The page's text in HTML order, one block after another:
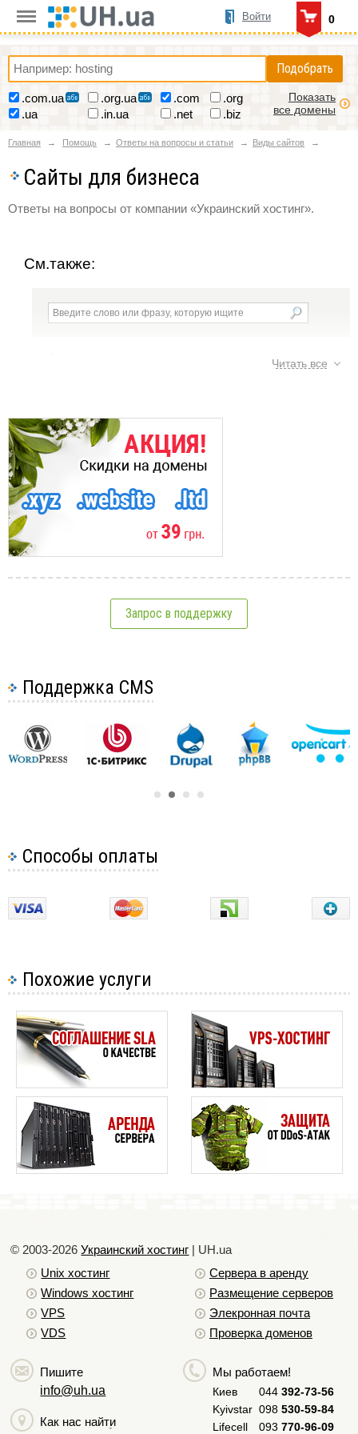
0
Войти
Подобрать
.com.ua .org.ua .com
.org
.ua
.in.ua .net .biz
Показать
все домены
Главная Помощь Ответы на вопросы и статьи Виды сайтов
Сайты для бизнеса
Ответы на вопросы от компании «Украинский хостинг».
См.также:
Что обязательно должно быть на сайте с одеждой
Что должно быть на сайте по питанию для
животных?
промышленного оборудования?
Кому нужен промо-сайт
Одностраничные сайты: кому и зачем?
В чем преимущества интернет — магазина?
Читать все
Запрос в поддержку
Поддержка CMS
Способы оплаты
Похожие услуги
© 2003-2026Украинский хостинг | UH.ua
Unix хостинг
Windows хостинг
VPS
VDS
Сервера в аренду
Размещение серверов
Элекронная почта
Проверка доменов
Пишите
info@uh.ua
Как нас найти
Мы работаем!
Киев 044 392-73-56
Kyivstar 098 530-59-84
Lifecell
093 770-96-09